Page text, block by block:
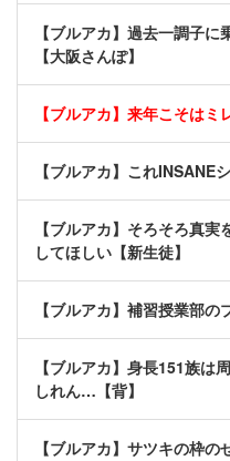
【ブルアカ】過去一調子
【大阪さんぽ】
【ブルアカ】来年こそは
【ブルアカ】これINSANE
【ブルアカ】そろそろ真
してほしい【新生徒】
【ブルアカ】補習授業部の
【ブルアカ】身長151族は
しれん…【背】
【ブルアカ】サツキの枠の